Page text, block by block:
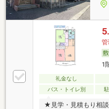
管
1
礼金なし
バス・トイレ別
★見学・見積もり相